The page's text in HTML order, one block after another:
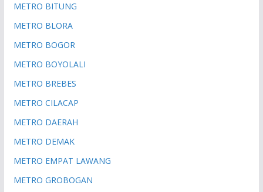
METRO BITUNG
METRO BLORA
METRO BOGOR
METRO BOYOLALI
METRO BREBES
METRO CILACAP
METRO DAERAH
METRO DEMAK
METRO EMPAT LAWANG
METRO GROBOGAN